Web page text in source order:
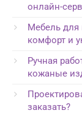
онлайн-
Мебель для
комфорт и
Ручная
кожаные
заказать?